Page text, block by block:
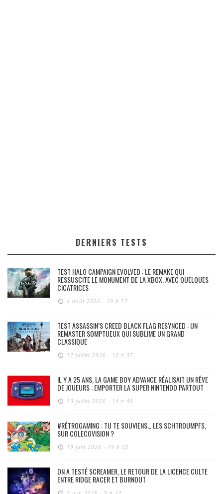
DERNIERS TESTS
TEST HALO CAMPAIGN EVOLVED : LE REMAKE QUI
RESSUSCITE LE MONUMENT DE LA XBOX, AVEC QUELQUES
CICATRICES
4 août 2026 - 10 h 17
TEST ASSASSIN’S CREED BLACK FLAG RESYNCED : UN
REMASTER SOMPTUEUX QUI SUBLIME UN GRAND
CLASSIQUE
17 juillet 2026 - 10 h 37
IL Y A 25 ANS, LA GAME BOY ADVANCE RÉALISAIT UN RÊVE
DE JOUEURS : EMPORTER LA SUPER NINTENDO PARTOUT
13 juillet 2026 - 14 h 48
#RÉTROGAMING : TU TE SOUVIENS… LES SCHTROUMPFS,
SUR COLECOVISION ?
19 juin 2026 - 19 h 02
ON A TESTÉ SCREAMER, LE RETOUR DE LA LICENCE CULTE
ENTRE RIDGE RACER ET BURNOUT